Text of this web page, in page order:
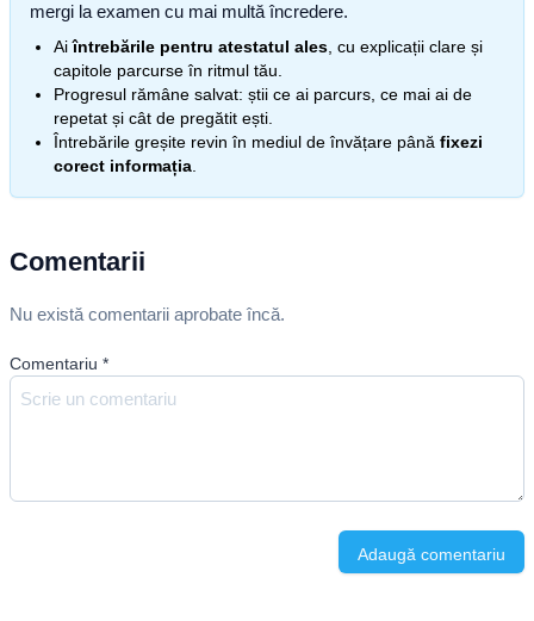
mergi la examen cu mai multă încredere.
Aiîntrebările pentru atestatul ales , cu explicații clare și
capitole parcurse în ritmul tău.
Progresul rămâne salvat: știi ce ai parcurs, ce mai ai de
repetat și cât de pregătit ești.
Întrebările greșite revin în mediul de învățare până fixezi
corect informația
Comentarii
Nu există comentarii aprobate încă.
Comentariu *
Adaugă comentariu